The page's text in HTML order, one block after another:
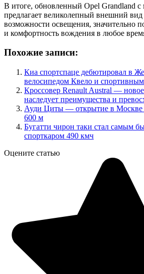
В итоге, обновленный Opel Grandland
предлагает великолепный внешний
возможности освещения, значительно
и комфортность вождения в любое
Похожие записи:
Киа спортспаце дебютировал в
велосипедом Квело и
Кроссовер Renault Austral —
наследует преимущества и
Ауди Циты — открытие в
600 м
Бугатти чирон таки стал самым
спорткаром 490 кмч
Оцените статью